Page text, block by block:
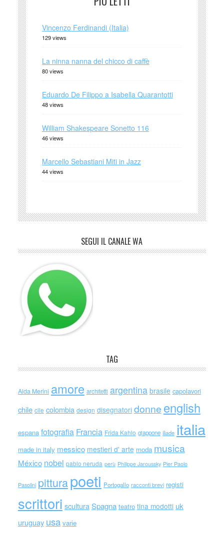
Vincenzo Ferdinandi (Italia)
129 views
La ninna nanna del chicco di caffè
80 views
Eduardo De Filippo a Isabella Quarantotti
48 views
William Shakespeare Sonetto 116
46 views
Marcello Sebastiani Miti in Jazz
44 views
SEGUI IL CANALE WA
TAG
Alda Merini amore architetti argentina brasile capolavori
chile cile colombia design disegnatori donne english
espana fotografia Francia Frida Kahlo giappone iliade italia
made in italy messico mestieri d' arte moda musica
México nobel pablo neruda perù Philippe Jaroussky Pier Paolo
Pasolini pitturapoeti Portogallo racconti brevi registi
scrittori sculturaSpagna teatro tina modotti uk
uruguay usa varie